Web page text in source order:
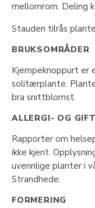
mellomrom. Deling
Stauden tilrås
BRUKSOMRÅDER
Kjempeknoppurt er
solitærplante.
bra snittblomst.
ALLERGI- OG
Rapporter om
ikke kjent.
uvennlige planter i
Strandhede.
FORMERING